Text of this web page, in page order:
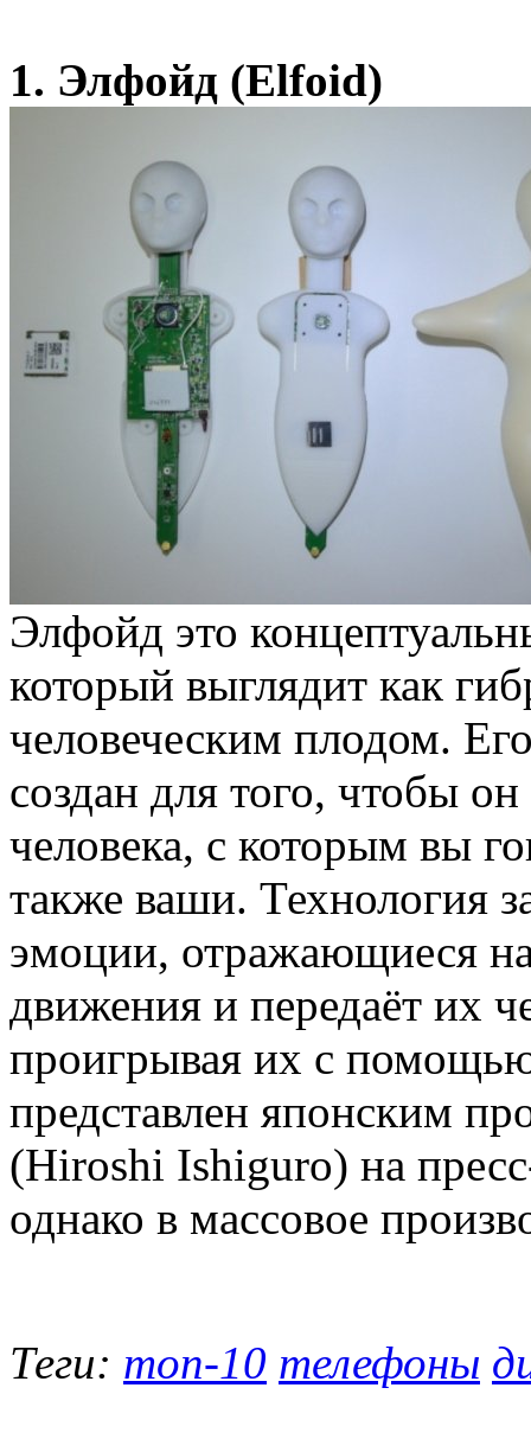
1. Элфойд (Elfoid)
Элфойд это
который выглядит как
человеческим плодом.
создан для того, чтобы
человека, с которым вы
также ваши. Технология
эмоции, отражающиеся
движения и передаёт их
проигрывая их с
представлен японским
(Hiroshi Ishiguro) на
однако в массовое
Теги: топ-10 телефоны